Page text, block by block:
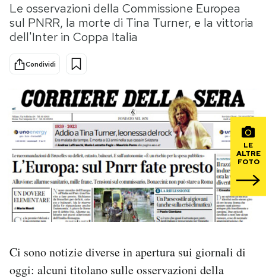
Tecnologia
Internet
Scienza
Cultura
Economia
Sport
Storie/Idee
Ok Boomer!
Mondiali calcio 2026
PODCAST
NEWSLETTER
I MIEI PREFERITI
SHOP
Le osservazioni della Commissione Europea
sul PNRR, la morte di Tina Turner, e la vittoria
dell'Inter in Coppa Italia
Condividi
LE
ALTRE
FOTO
Ci sono notizie diverse in apertura sui giornali di
oggi: alcuni titolano sulle osservazioni della